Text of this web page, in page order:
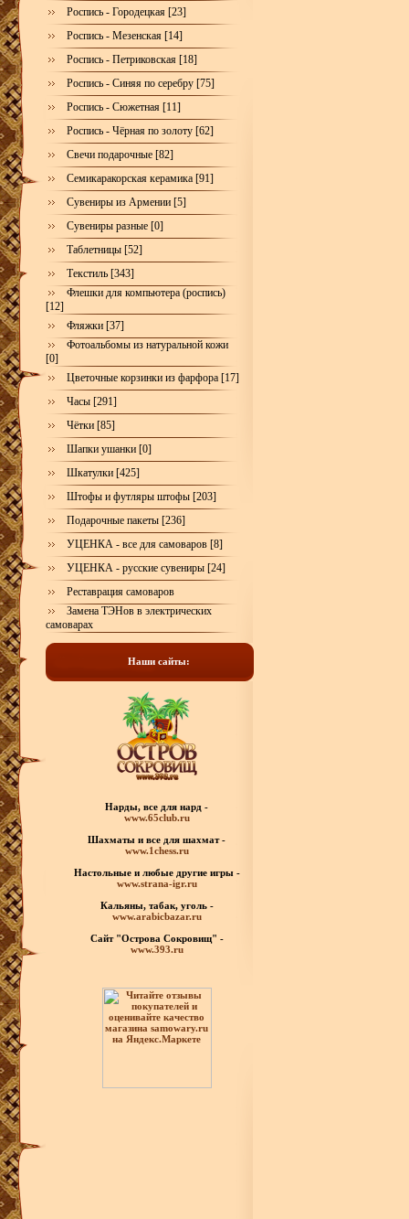
Роспись - Городецкая [23]
Роспись - Мезенская [14]
Роспись - Петриковская [18]
Роспись - Синяя по серебру [75]
Роспись - Сюжетная [11]
Роспись - Чёрная по золоту [62]
Свечи подарочные [82]
Семикаракорская керамика [91]
Сувениры из Армении [5]
Сувениры разные [0]
Таблетницы [52]
Текстиль [343]
Флешки для компьютера (роспись)
[12]
Фляжки [37]
Фотоальбомы из натуральной кожи
[0]
Цветочные корзинки из фарфора [17]
Часы [291]
Чётки [85]
Шапки ушанки [0]
Шкатулки [425]
Штофы и футляры штофы [203]
Подарочные пакеты [236]
УЦЕНКА - все для самоваров [8]
УЦЕНКА - русские сувениры [24]
Реставрация самоваров
Замена ТЭНов в электрических
самоварах
Наши сайты:
Нарды, все для нард -
www.65club.ru
Шахматы и все для шахмат -
www.1chess.ru
Настольные и любые другие игры -
www.strana-igr.ru
Кальяны, табак, уголь -
www.arabicbazar.ru
Сайт "Острова Сокровищ" -
www.393.ru